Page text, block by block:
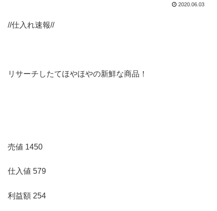
2020.06.03
//仕入れ速報//
リサーチしたてほやほやの新鮮な商品！
売値 1450
仕入値 579
利益額 254